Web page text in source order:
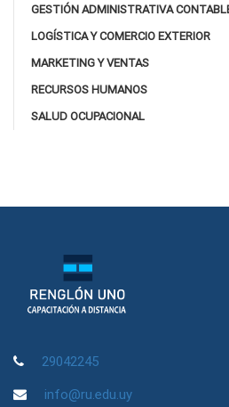
GESTIÓN ADMINISTRATIVA
LOGÍSTICA Y COMERCIO EXTERIOR
MARKETING Y VENTAS
RECURSOS HUMANOS
SALUD OCUPACIONAL
29042245
info@ru.edu.uy